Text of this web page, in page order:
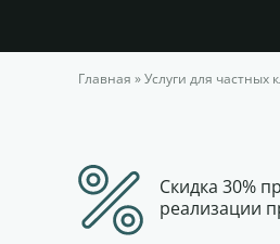
Главная »Услуги для частных
Скидка 30%
реализации